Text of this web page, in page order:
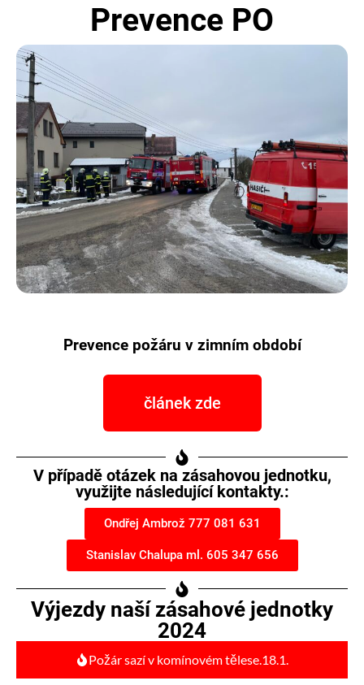
Prevence PO
Prevence požáru v zimním období
článek zde
V případě otázek na zásahovou jednotku,
využijte následující kontakty.:
Ondřej Ambrož 777 081 631
Stanislav Chalupa ml. 605 347 656
Výjezdy naší zásahové jednotky
2024
Požár sazí v komínovém tělese.18.1.